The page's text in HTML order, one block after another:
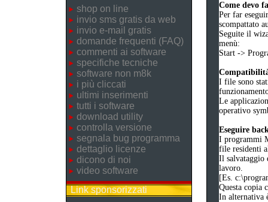
shop on line
invio sms gratis da web
invio e-mail gratis
domande frequenti (FAQ)
commenti ai software
specifiche tecniche
software non m8k
i più cliccati
ultimi inserimenti
tutti i software
download utility
controlla versione
segnala bug programma
dettaglio licenze
dicono di noi
video software
Link sponsorizzati
Come devo
Per far
scompattato
Seguite il
menù:
Start ->
I file sono
Le
operativo
Eseguire
I programmi
file residenti
Il salvataggio
lavoro.
[Es.
Questa copia
In alternativa